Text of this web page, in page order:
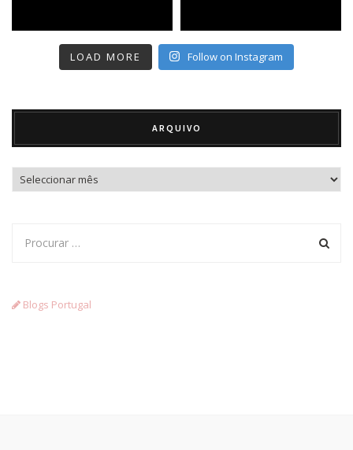
LOAD MORE Follow on Instagram
ARQUIVO
Arquivo
Blogs Portugal